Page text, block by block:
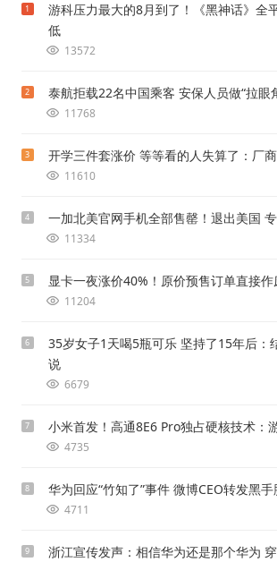
1
游科压力最大的8月到了！《黑神话》全
低
13572
2 泰航拒载22名中国乘客 安保人员做“拉眼
11768
3 开学三件套涨价 等等看的人失算了：厂
11610
4 一加北美官网手机全部售罄！退出美国
11334
5 显卡一夜涨价40%！原价预售订单直接作
11204
6
35岁女子1天喝5瓶可乐 坚持了15年后：
说
6679
7 小米首发！高通8E6 Pro独占硬核技术：
4735
8 华为回应“竹知了”事件 微博CEO转发黑手
4711
9 浙江宣传发声：相信华为还是那个华为